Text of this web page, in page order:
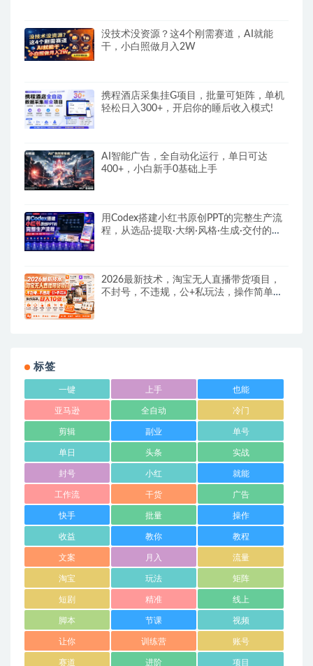
没技术没资源？这4个刚需赛道，AI就能
干，小白照做月入2W
携程酒店采集挂G项目，批量可矩阵，单机
轻松日入300+，开启你的睡后收入模式!
AI智能广告，全自动化运行，单日可达
400+，小白新手0基础上手
用Codex搭建小红书原创PPT的完整生产流
程，从选品·提取·大纲·风格·生成·交付的九
2026最新技术，淘宝无人直播带货项目，
不封号，不违规，公+私玩法，操作简单，
标签
一键 上手 也能
亚马逊 全自动 冷门
剪辑 副业 单号
单日 头条 实战
封号 小红 就能
工作流 干货 广告
快手 批量 操作
收益 教你 教程
文案 月入 流量
淘宝 玩法 矩阵
短剧 精准 线上
脚本 节课 视频
让你 训练营 账号
赛道 进阶 项目